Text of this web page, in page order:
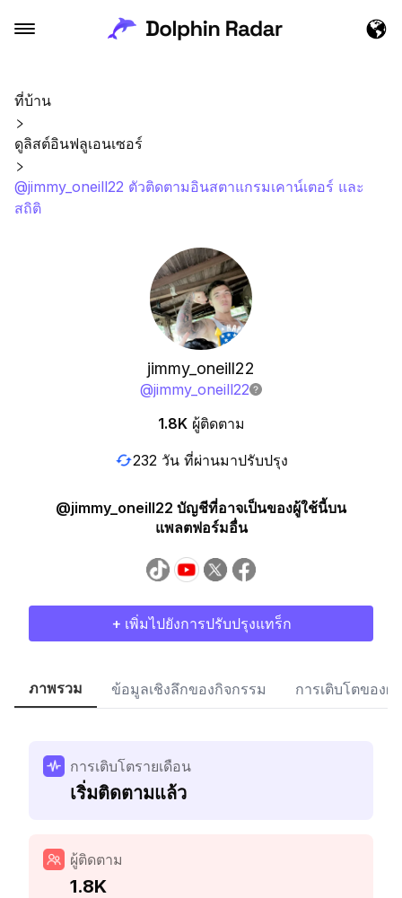
ที่บ้าน
ดูลิสต์อินฟลูเอนเซอร์
@jimmy_oneill22 ตัวติดตามอินสตาแกรมเคาน์เตอร์ และ
สถิติ
jimmy_oneill22
@jimmy_oneill22
1.8K ผู้ติดตาม
232 วัน ที่ผ่านมาปรับปรุง
@jimmy_oneill22 บัญชีที่อาจเป็นของผู้ใช้นี้บน
แพลตฟอร์มอื่น
+ เพิ่มไปยังการปรับปรุงแทร็ก
ภาพรวม ข้อมูลเชิงลึกของกิจกรรม การเติบโตของผู้
การเติบโตรายเดือน
เริ่มติดตามแล้ว
ผู้ติดตาม
1.8K